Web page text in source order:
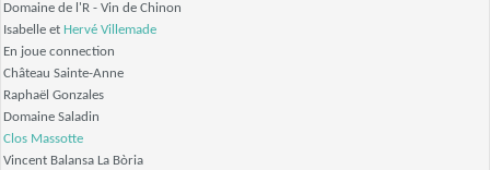
Domaine de l'R - Vin de Chinon
Isabelle et Hervé Villemade
En joue connection
Château Sainte-Anne
Raphaël Gonzales
Domaine Saladin
Clos Massotte
Vincent Balansa La Bòria